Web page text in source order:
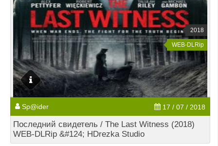
2018
WEB-DLRip
Sp@ider 17 / 07 / 2018
Последний свидетель / The Last Witness (2018)
WEB-DLRip &#124; HDrezka Studio